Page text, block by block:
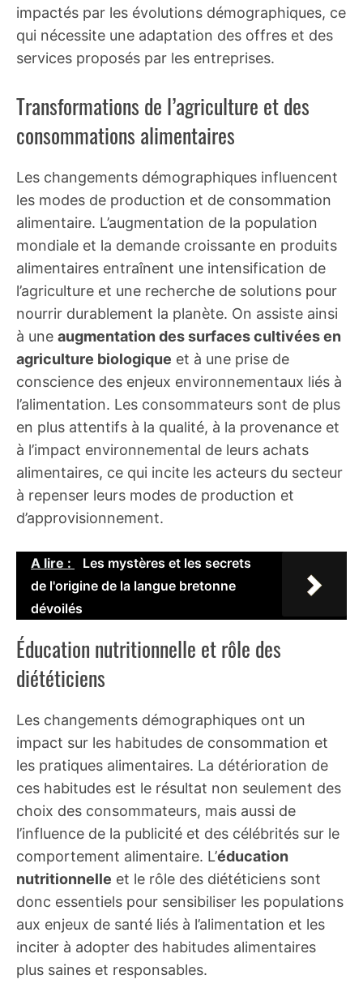
impactés par les évolutions démographiques, ce
qui nécessite une adaptation des offres et des
services proposés par les entreprises.
Transformations de l’agriculture et des
consommations alimentaires
Les changements démographiques influencent
les modes de production et de consommation
alimentaire. L’augmentation de la population
mondiale et la demande croissante en produits
alimentaires entraînent une intensification de
l’agriculture et une recherche de solutions pour
nourrir durablement la planète. On assiste ainsi
à une augmentation des surfaces cultivées en
agriculture biologique et à une prise de
conscience des enjeux environnementaux liés à
l’alimentation. Les consommateurs sont de plus
en plus attentifs à la qualité, à la provenance et
à l’impact environnemental de leurs achats
alimentaires, ce qui incite les acteurs du secteur
à repenser leurs modes de production et
d’approvisionnement.
A lire :
Les mystères et les secrets
de l'origine de la langue bretonne
dévoilés
Éducation nutritionnelle et rôle des
diététiciens
Les changements démographiques ont un
impact sur les habitudes de consommation et
les pratiques alimentaires. La détérioration de
ces habitudes est le résultat non seulement des
choix des consommateurs, mais aussi de
l’influence de la publicité et des célébrités sur le
comportement alimentaire. L’éducation
nutritionnelle et le rôle des diététiciens sont
donc essentiels pour sensibiliser les populations
aux enjeux de santé liés à l’alimentation et les
inciter à adopter des habitudes alimentaires
plus saines et responsables.